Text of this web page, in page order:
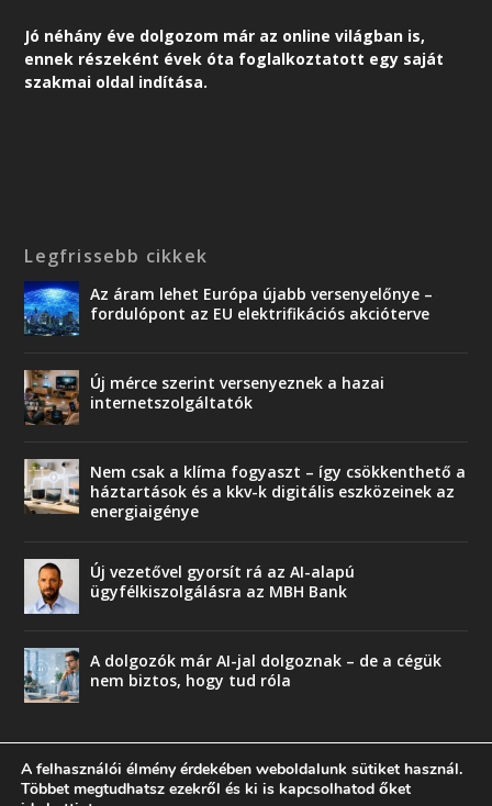
Jó néhány éve dolgozom már az online világban is,
ennek részeként évek óta foglalkoztatott egy saját
szakmai oldal indítása.
Legfrissebb cikkek
Az áram lehet Európa újabb versenyelőnye –
fordulópont az EU elektrifikációs akcióterve
Új mérce szerint versenyeznek a hazai
internetszolgáltatók
Nem csak a klíma fogyaszt – így csökkenthető a
háztartások és a kkv-k digitális eszközeinek az
energiaigénye
Új vezetővel gyorsít rá az AI-alapú
ügyfélkiszolgálásra az MBH Bank
A dolgozók már AI-jal dolgoznak – de a cégük
nem biztos, hogy tud róla
A felhasználói élmény érdekében weboldalunk sütiket használ.
Többet megtudhatsz ezekről és ki is kapcsolhatod őket